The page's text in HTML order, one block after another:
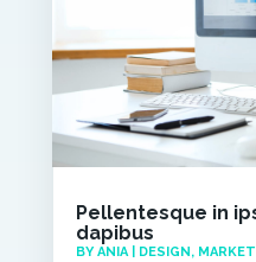
Pellentesque in
dapibus
BYANIA| DESIGN ,